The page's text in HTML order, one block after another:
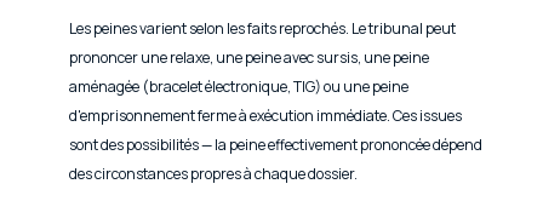
Les peines varient selon les faits reprochés. Le tribunal peut
prononcer une relaxe, une peine avec sursis, une peine
aménagée (bracelet électronique, TIG) ou une peine
d'emprisonnement ferme à exécution immédiate. Ces issues
sont des possibilités — la peine effectivement prononcée dépend
des circonstances propres à chaque dossier.